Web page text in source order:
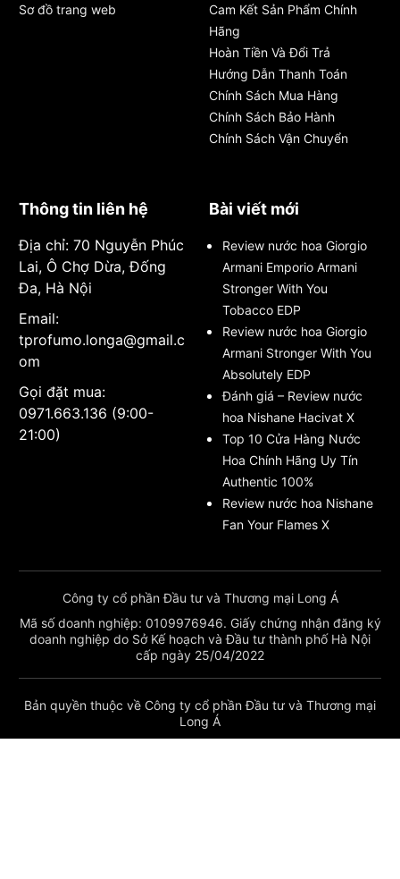
Sơ đồ trang web
Cam Kết Sản Phẩm Chính
Hãng
Hoàn Tiền Và Đổi Trả
Hướng Dẫn Thanh Toán
Chính Sách Mua Hàng
Chính Sách Bảo Hành
Chính Sách Vận Chuyển
Thông tin liên hệ
Địa chỉ: 70 Nguyễn Phúc
Lai, Ô Chợ Dừa, Đống
Đa, Hà Nội
Email:
tprofumo.longa@gmail.c
om
Gọi đặt mua:
0971.663.136 (9:00-
21:00)
Bài viết mới
Review nước hoa Giorgio
Armani Emporio Armani
Stronger With You
Tobacco EDP
Review nước hoa Giorgio
Armani Stronger With You
Absolutely EDP
Đánh giá – Review nước
hoa Nishane Hacivat X
Top 10 Cửa Hàng Nước
Hoa Chính Hãng Uy Tín
Authentic 100%
Review nước hoa Nishane
Fan Your Flames X
Công ty cổ phần Đầu tư và Thương mại Long Á
Mã số doanh nghiệp: 0109976946. Giấy chứng nhận đăng ký
doanh nghiệp do Sở Kế hoạch và Đầu tư thành phố Hà Nội
cấp ngày 25/04/2022
Bản quyền thuộc về Công ty cổ phần Đầu tư và Thương mại
Long Á